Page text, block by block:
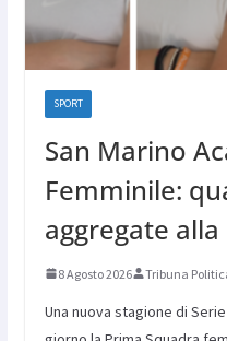
SPORT
San Marino
Femminile:
aggregate
8 Agosto 2026 Tribuna
Una nuova stagione di